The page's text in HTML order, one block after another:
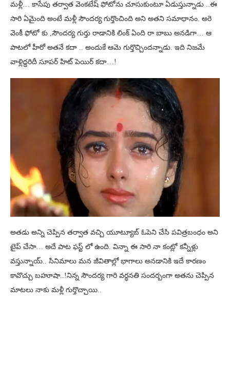
మళ్లీ… కాసేపు తర్వాత వెంకటేష్ ఫోటోను చూసుకుంటూ ఏడుస్తున్నాడు ..ఈ
సారి ఏమైంది అంటే మళ్లీ సౌందర్య గుర్తొంచింది అని అతని సమాధానం. అరె
వెంకీ ఫోటో కు ,సౌందర్య గుర్తు రాడానికి లింక్ ఏంది రా బాబు అనడిగా… ఆ
పాటలో హీరో అతనే కదా .. అందుకే ఆమె గుర్తొచ్చిందన్నాడు. ఇది నిజమే
వాళ్లిద్దరిదీ సూపర్ హిట్ పెయిర్ కదా…!
అతడు అన్ని చెప్పిన తర్వాత వచ్చి యూట్యూబ్ ఓపెని చేసి పవిత్రబంధం అని
టైప్ చేసా… అదే పాట ఫస్ట్ లో ఉంది. విన్నా ఈ సారి నా కంట్లో కన్నీళ్లు
వస్తున్నాయ్.. సినిమాలు మన జీవితాల్లో భాగాలు అనడానికి ఇదే కారణం
కావొచ్చు బహూషా..!నిన్న సౌందర్య గారి వర్ధనతి సందర్బంగా అతను చెప్పిన
మాటలు నాకు మళ్లీ గుర్తొచ్చాయి..